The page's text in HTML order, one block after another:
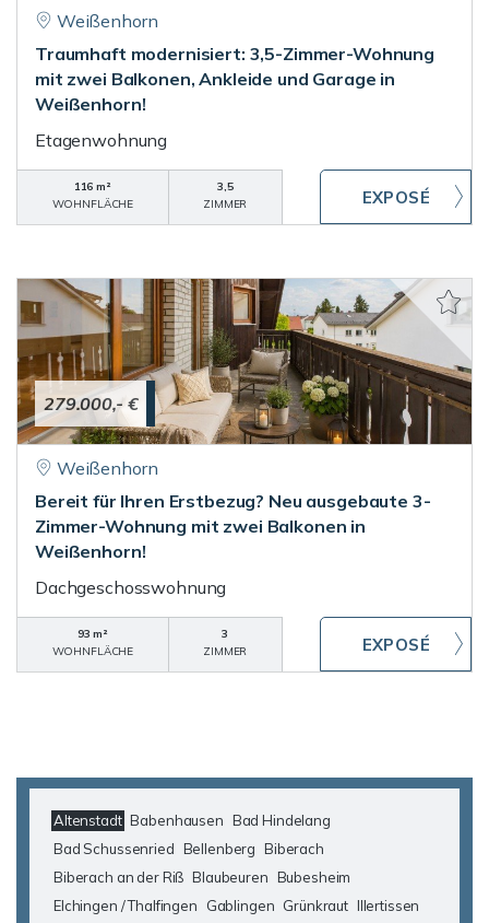
Weißenhorn
Traumhaft modernisiert: 3,5-Zimmer-Wohnung
mit zwei Balkonen, Ankleide und Garage in
Weißenhorn!
Etagenwohnung
116 m²
WOHNFLÄCHE
3,5
ZIMMER
279.000,- €
Weißenhorn
Bereit für Ihren Erstbezug? Neu ausgebaute 3-
Zimmer-Wohnung mit zwei Balkonen in
Weißenhorn!
Dachgeschosswohnung
93 m²
WOHNFLÄCHE
3
ZIMMER
Altenstadt Babenhausen Bad Hindelang
Bad Schussenried Bellenberg Biberach
Biberach an der Riß Blaubeuren Bubesheim
Elchingen / Thalfingen
Gablingen Grünkraut Illertissen